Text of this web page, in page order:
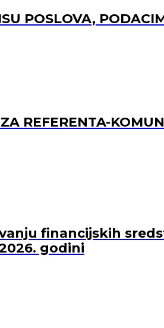
POSLOVA,
REFERENTA-
financijskih
godini